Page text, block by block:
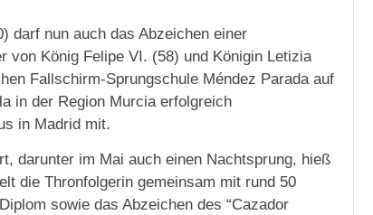
darf nun auch das Abzeichen einer
von König Felipe VI. (58) und Königin Letizia
Fallschirm-Sprungschule Méndez Parada auf
in der Region Murcia erfolgreich
in Madrid mit.
darunter im Mai auch einen Nachtsprung, hieß
die Thronfolgerin gemeinsam mit rund 50
sowie das Abzeichen des “Cazador